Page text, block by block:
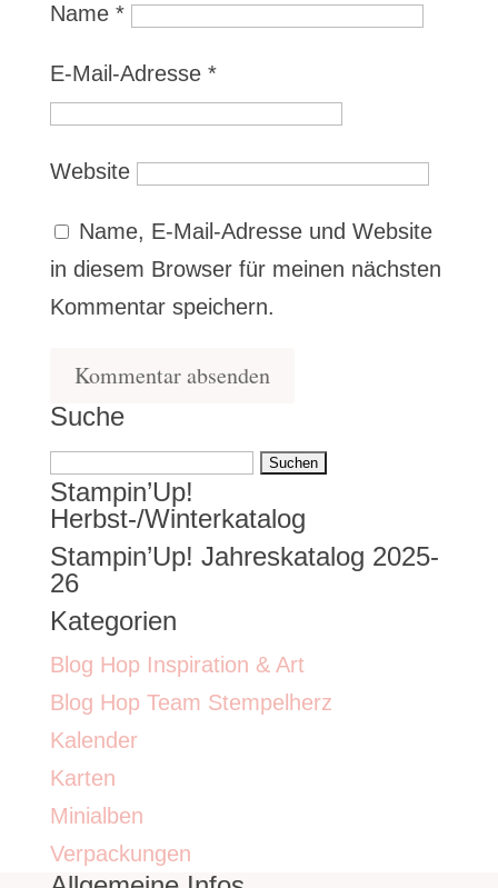
Name *
E-Mail-Adresse *
Website
Name, E-Mail-Adresse und Website
in diesem Browser für meinen nächsten
Kommentar speichern.
Suche
Suchen
nach:
Stampin’Up!
Herbst-/Winterkatalog
Stampin’Up! Jahreskatalog 2025-
26
Kategorien
Blog Hop Inspiration & Art
Blog Hop Team Stempelherz
Kalender
Karten
Minialben
Verpackungen